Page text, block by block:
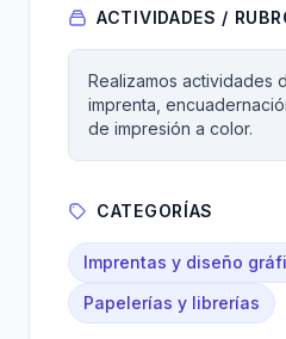
ACTIVIDADES /
Realizamos actividades
imprenta,
de impresión a color.
CATEGORÍAS
Imprentas y diseño
Papelerías y librerías